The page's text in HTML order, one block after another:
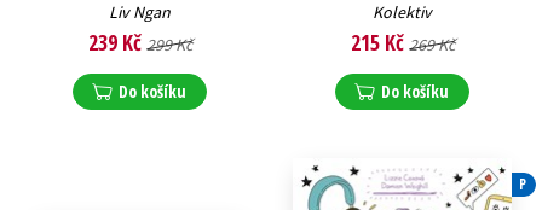
Liv Ngan
239 Kč 299 Kč
Do košíku
Kolektiv
215 Kč 269 Kč
Do košíku
P